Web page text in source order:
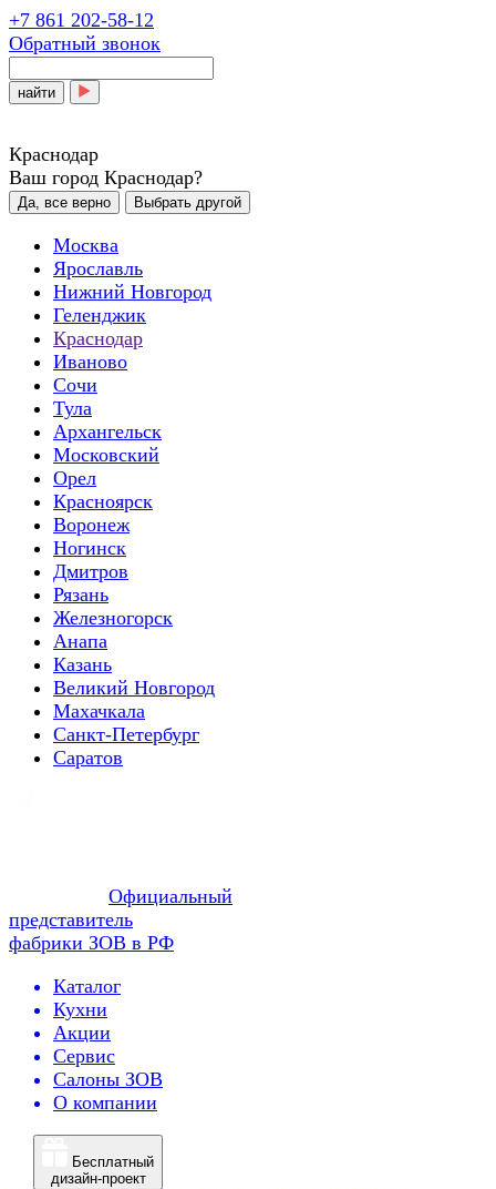
+7 861 202-58-12
Обратный звонок
найти
Краснодар
Ваш город Краснодар?
Да, все верно Выбрать другой
Москва
Ярославль
Нижний Новгород
Геленджик
Краснодар
Иваново
Сочи
Тула
Архангельск
Московский
Орел
Красноярск
Воронеж
Ногинск
Дмитров
Рязань
Железногорск
Анапа
Казань
Великий Новгород
Махачкала
Санкт-Петербург
Саратов
Официальный
представитель
фабрики ЗОВ в РФ
Каталог
Кухни
Акции
Сервис
Салоны ЗОВ
О компании
Бесплатный
дизайн-проект